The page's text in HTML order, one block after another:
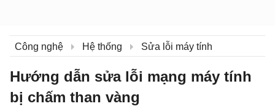
Công nghệ Hệ thống Sửa lỗi máy tính
Hướng dẫn sửa lỗi mạng máy tính
bị chấm than vàng